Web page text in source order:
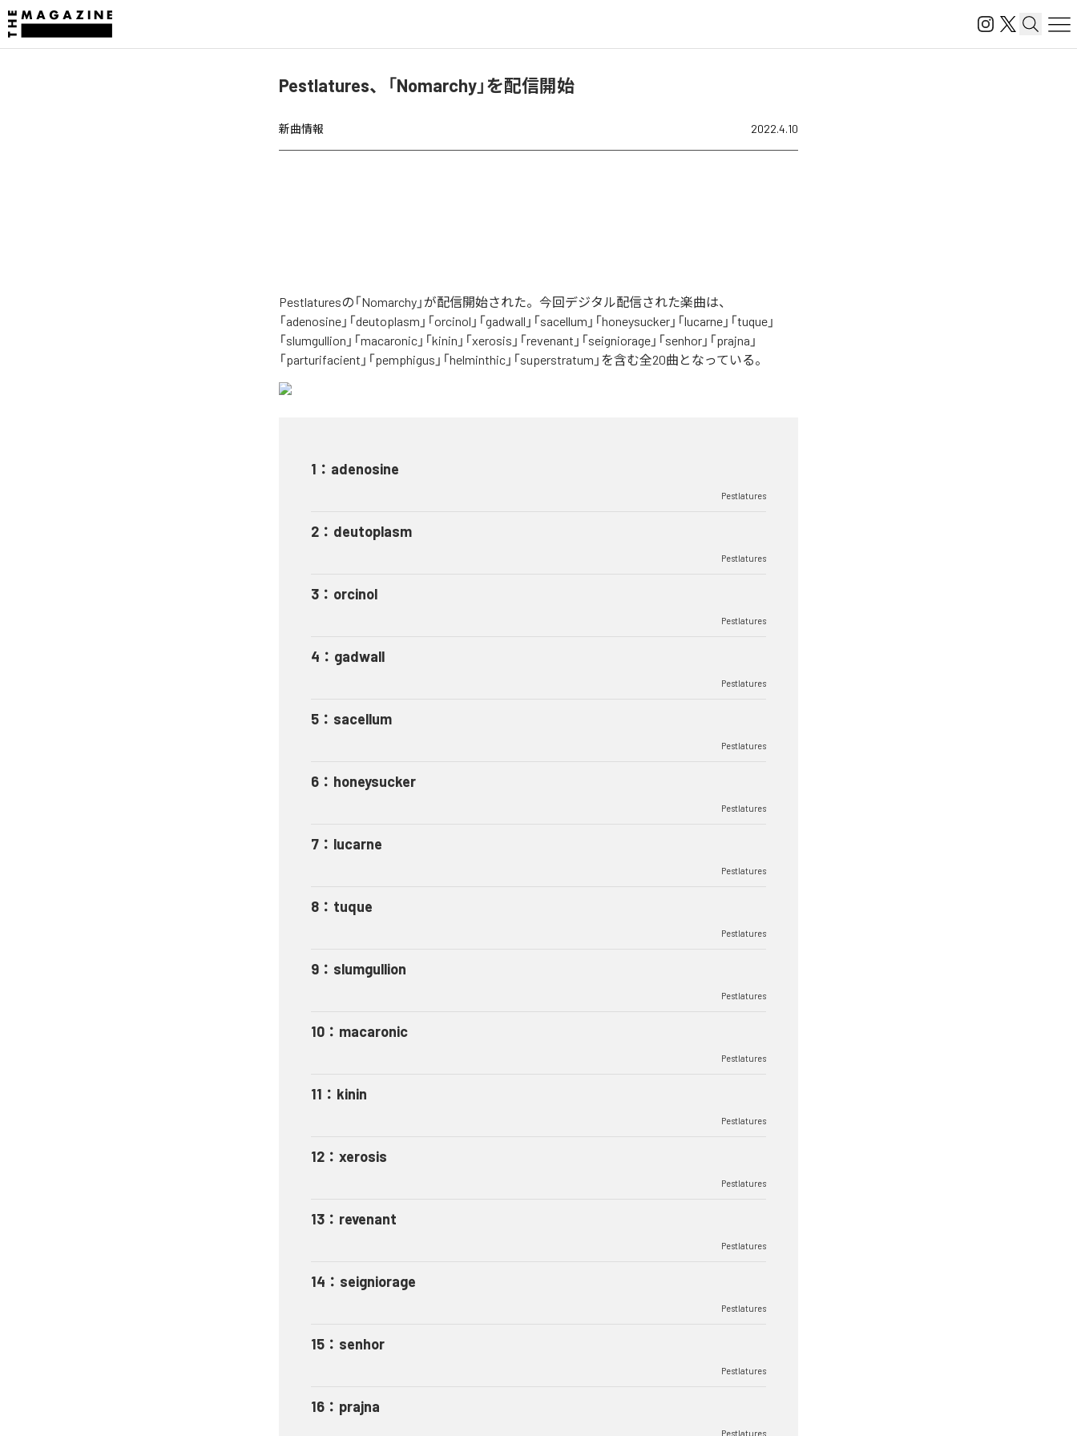
Pestlatures、「Nomarchy」を配信開始
新曲情報 2022.4.10
Pestlaturesの「Nomarchy」が配信開始された。今回デジタル配信された楽曲は、
「adenosine」「deutoplasm」「orcinol」「gadwall」「sacellum」「honeysucker」「lucarne」「tuque」
「slumgullion」「macaronic」「kinin」「xerosis」「revenant」「seigniorage」「senhor」「prajna」
「parturifacient」「pemphigus」「helminthic」「superstratum」を含む全20曲となっている。
1 ： adenosine
Pestlatures
2 ： deutoplasm
Pestlatures
3 ： orcinol
Pestlatures
4 ： gadwall
Pestlatures
5 ： sacellum
Pestlatures
6 ： honeysucker
Pestlatures
7 ： lucarne
Pestlatures
8 ： tuque
Pestlatures
9 ： slumgullion
Pestlatures
10 ： macaronic
Pestlatures
11 ： kinin
Pestlatures
12 ： xerosis
Pestlatures
13 ： revenant
Pestlatures
14 ： seigniorage
Pestlatures
15 ： senhor
Pestlatures
16 ： prajna
Pestlatures